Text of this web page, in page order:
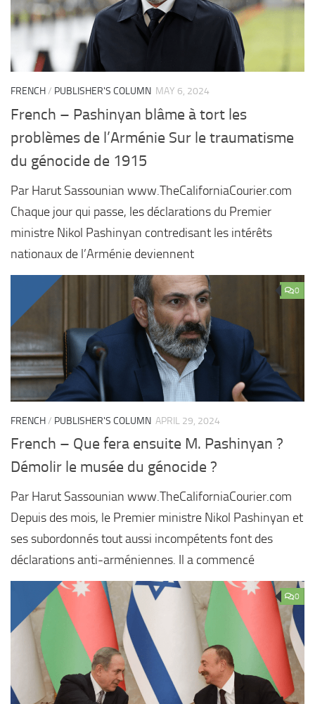
FRENCH/ PUBLISHER'S COLUMN MAY 6, 2024
French – Pashinyan blâme à tort les
problèmes de l’Arménie Sur le traumatisme
du génocide de 1915
Par Harut Sassounian www.TheCaliforniaCourier.com
Chaque jour qui passe, les déclarations du Premier
ministre Nikol Pashinyan contredisant les intérêts
nationaux de l’Arménie deviennent
0
FRENCH/ PUBLISHER'S COLUMN APRIL 29, 2024
French – Que fera ensuite M. Pashinyan ?
Démolir le musée du génocide ?
Par Harut Sassounian www.TheCaliforniaCourier.com
Depuis des mois, le Premier ministre Nikol Pashinyan et
ses subordonnés tout aussi incompétents font des
déclarations anti-arméniennes. Il a commencé
0